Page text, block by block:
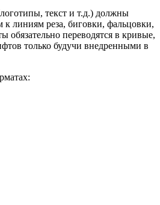
текст и т.д.) должны
к линиям реза, биговки, фальцовки,
переводятся в кривые,
только будучи внедренными в